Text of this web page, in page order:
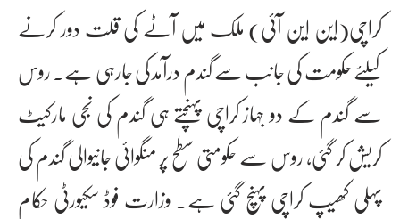
کراچی(این این آئی) ملک میں آٹے کی قلت دور کرنے
کیلئے حکومت کی جانب سے گندم درآمد کی جارہی ہے۔ روس
سے گندم کے دو جہاز کراچی پہنچتے ہی گندم کی نجی مارکیٹ
کریش کر گئی، روس سے حکومتی سطح پر منگوائی جانیوالی گندم کی
پہلی کھیپ کراچی پہنچ گئی ہے۔ وزارت فوڈ سکیورٹی حکام